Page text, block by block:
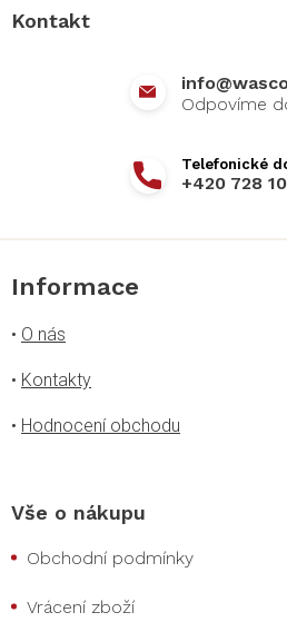
Kontakt
info@
+420 728
Informace
• O nás
• Kontakty
• Hodnocení obchodu
Vše o nákupu
Obchodní podmínky
Vrácení zboží